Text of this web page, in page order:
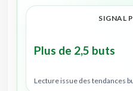
SIGNAL
Plus de 2,5 buts
Lecture issue des tendances